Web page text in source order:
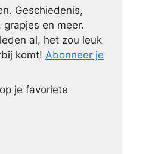
Geschiedenis,
en meer.
al, het zou leuk
komt! Abonneer je
je favoriete